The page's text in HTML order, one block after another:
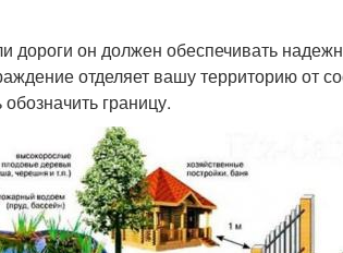
дороги он должен обеспечивать
отделяет вашу территорию от
границу.